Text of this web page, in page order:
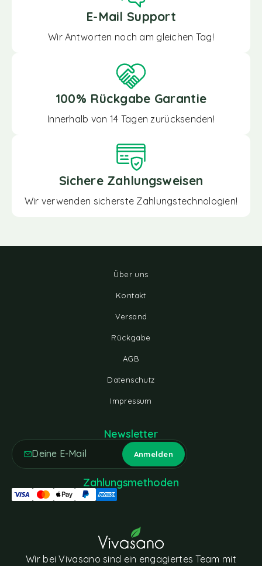
E-Mail Support
Wir Antworten noch am gleichen Tag!
100% Rückgabe Garantie
Innerhalb von 14 Tagen zurücksenden!
Sichere Zahlungsweisen
Wir verwenden sicherste Zahlungstechnologien!
Über uns
Kontakt
Versand
Rückgabe
AGB
Datenschutz
Impressum
Wir bei Vivasano sind ein engagiertes Team mit
Newsletter
Zahlungsmethoden